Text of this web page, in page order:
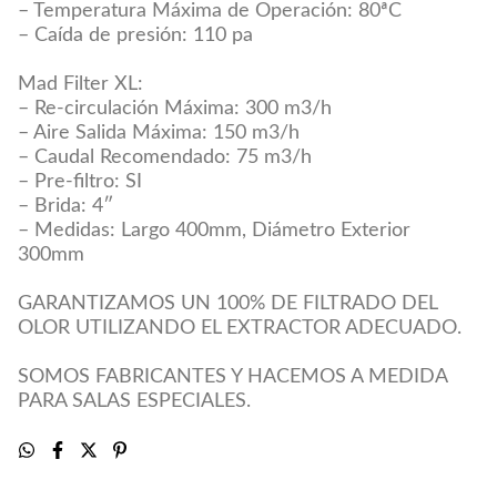
– Temperatura Máxima de Operación: 80ªC
– Caída de presión: 110 pa
Mad Filter XL:
– Re-circulación Máxima: 300 m3/h
– Aire Salida Máxima: 150 m3/h
– Caudal Recomendado: 75 m3/h
– Pre-filtro: SI
– Brida: 4″
– Medidas: Largo 400mm, Diámetro Exterior
300mm
GARANTIZAMOS UN 100% DE FILTRADO DEL
OLOR UTILIZANDO EL EXTRACTOR ADECUADO.
SOMOS FABRICANTES Y HACEMOS A MEDIDA
PARA SALAS ESPECIALES.